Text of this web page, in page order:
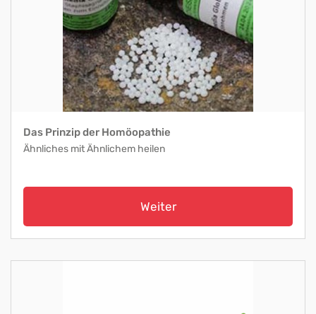
Das Prinzip der Homöopathie
Ähnliches mit Ähnlichem heilen
Weiter